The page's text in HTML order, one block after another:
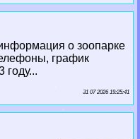
о зоопарке
график
году...
31 07 2026 19:25:41